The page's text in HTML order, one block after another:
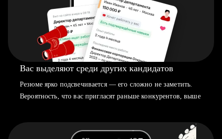
Вас выделяют среди других кандидатов
Резюме ярко подсвечивается — его сложно не заметить.
Вероятность, что вас пригласят раньше конкурентов, выше